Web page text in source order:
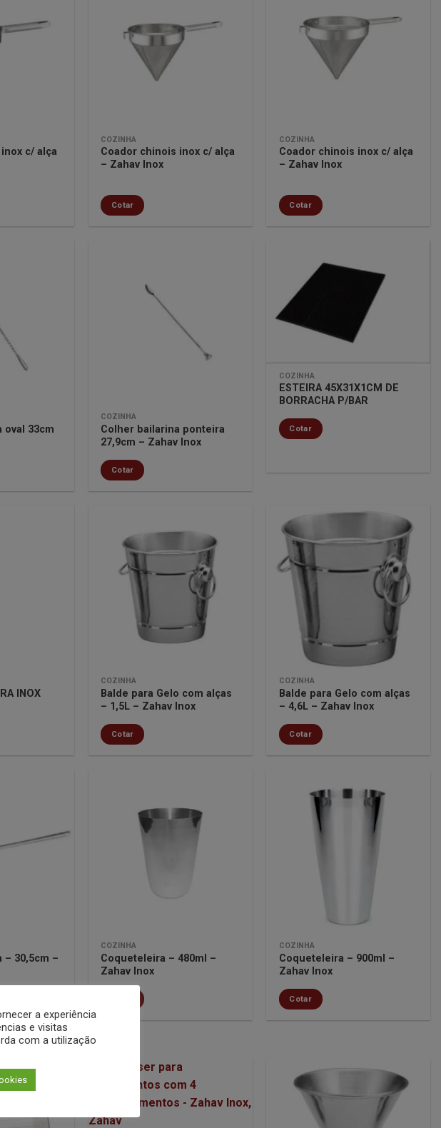
Minha
c/ alça
Minha
COZINHA
Coador chinois inox c/ alça
– Zahav Inox
Cotar
COZINHA
Coador chinois inox c/ alça
– Zahav Inox
Cotar
oval 33cm
COZINHA
Colher bailarina ponteira
27,9cm – Zahav Inox
Cotar
COZINHA
ESTEIRA 45X31X1CM DE
BORRACHA P/BAR
Cotar
INOX
Minha
lista de
desejos
COZINHA
Balde para Gelo com alças
– 1,5L – Zahav Inox
Cotar
Minha
lista de
desejos
COZINHA
Balde para Gelo com alças
– 4,6L – Zahav Inox
Cotar
Minha
– 30,5cm –
COZINHA
Coqueteleira – 480ml –
Zahav Inox
COZINHA
Coqueteleira – 900ml –
Zahav Inox
Cotar
a experiência
e visitas
com a utilização